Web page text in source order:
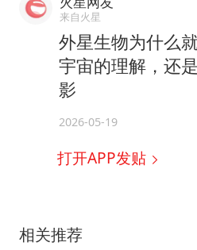
来自火星
外星生物为什么
宇宙的理解，还
影
2026-05-19
打开APP发贴
相关推荐